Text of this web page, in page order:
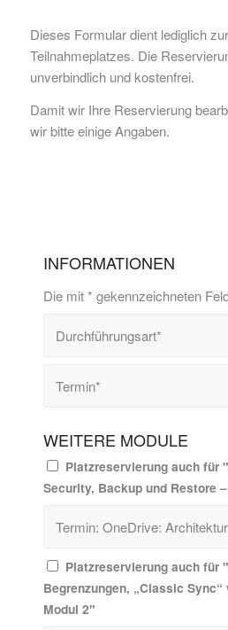
Dieses Formular dient lediglich
Teilnahmeplatzes. Die
unverbindlich und kostenfrei.
Damit wir Ihre Reservierung
wir bitte einige Angaben.
INFORMATIONEN
Die mit * gekennzeichneten
WEITERE MODULE
Platzreservierung auch für
Security, Backup und Restore
Platzreservierung auch für
Begrenzungen, „Classic
Modul 2"